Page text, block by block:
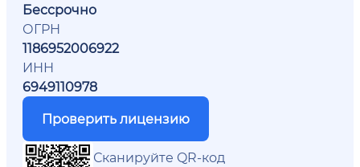
Бессрочно
ОГРН
1186952006922
ИНН
6949110978
Проверить лицензию
Сканируйте QR-код